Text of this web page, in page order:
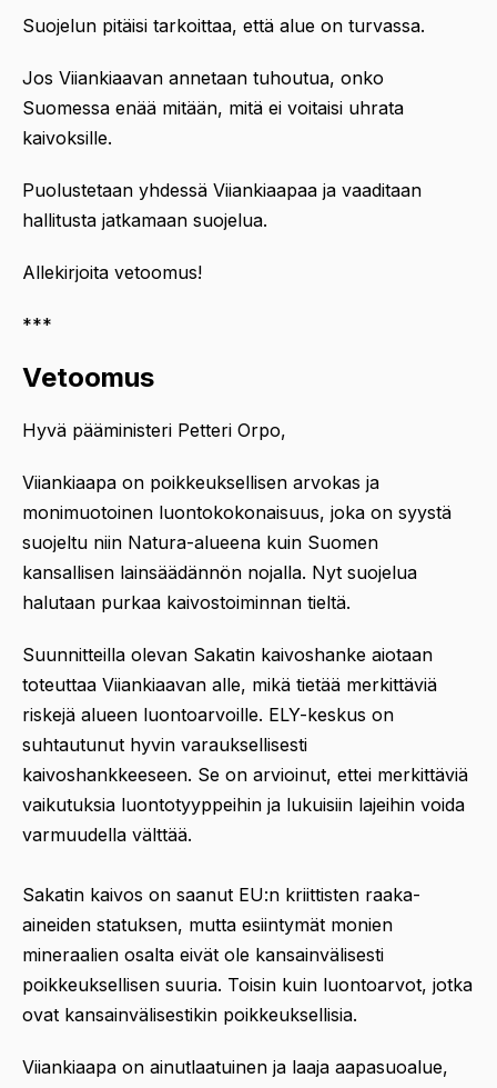
Suojelun pitäisi tarkoittaa, että alue on turvassa.
Jos Viiankiaavan annetaan tuhoutua, onko
Suomessa enää mitään, mitä ei voitaisi uhrata
kaivoksille.
Puolustetaan yhdessä Viiankiaapaa ja vaaditaan
hallitusta jatkamaan suojelua.
Allekirjoita vetoomus!
***
Vetoomus
Hyvä pääministeri Petteri Orpo,
Viiankiaapa on poikkeuksellisen arvokas ja
monimuotoinen luontokokonaisuus, joka on syystä
suojeltu niin Natura-alueena kuin Suomen
kansallisen lainsäädännön nojalla. Nyt suojelua
halutaan purkaa kaivostoiminnan tieltä.
Suunnitteilla olevan Sakatin kaivoshanke aiotaan
toteuttaa Viiankiaavan alle, mikä tietää merkittäviä
riskejä alueen luontoarvoille. ELY-keskus on
suhtautunut hyvin varauksellisesti
kaivoshankkeeseen. Se on arvioinut, ettei merkittäviä
vaikutuksia luontotyyppeihin ja lukuisiin lajeihin voida
varmuudella välttää.
Sakatin kaivos on saanut EU:n kriittisten raaka-
aineiden statuksen, mutta esiintymät monien
mineraalien osalta eivät ole kansainvälisesti
poikkeuksellisen suuria. Toisin kuin luontoarvot, jotka
ovat kansainvälisestikin poikkeuksellisia.
Viiankiaapa on ainutlaatuinen ja laaja aapasuoalue,